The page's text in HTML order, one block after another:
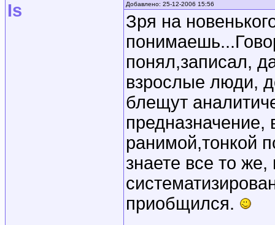
Is Добавлено: 25-12-2006 15:56
Зря на
понял,записал,
взрослые люди,
блещут
ранимой,тонкой
знаете все то
приобщился.